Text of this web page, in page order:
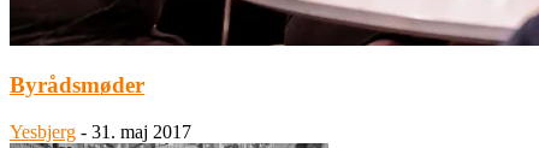
Byrådsmøder
Yesbjerg - 31. maj 2017